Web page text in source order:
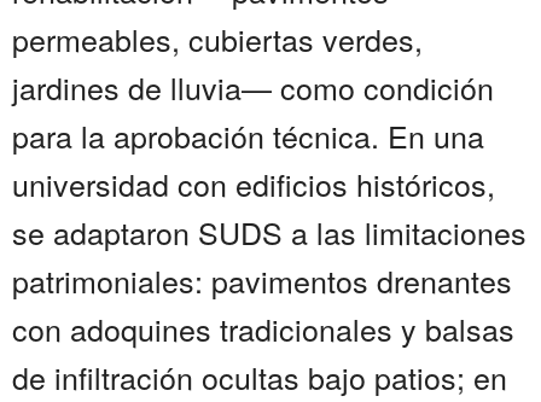
permeables, cubiertas verdes,
jardines de lluvia— como condición
para la aprobación técnica. En una
universidad con edificios históricos,
se adaptaron SUDS a las limitaciones
patrimoniales: pavimentos drenantes
con adoquines tradicionales y balsas
de infiltración ocultas bajo patios; en